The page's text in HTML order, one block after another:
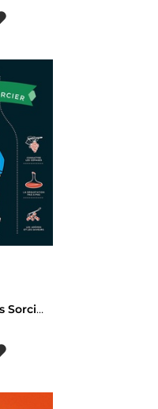
Le Vin C'est Pas Sorcier : Petit Precis D'oenologie Illustre